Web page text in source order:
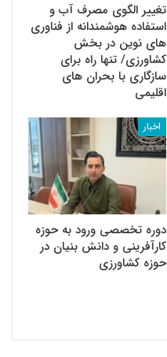
تغییر الگوی مصرف آب و
استفاده هوشمندانه از فناوری
های نوین در بخش
کشاورزی/ تنها راه برای
سازگاری با بحران های
اقلیمی
اخبار
دوره تخصصی ورود به حوزه
کارآفرینی و دانش بنیان در
حوزه کشاورزی